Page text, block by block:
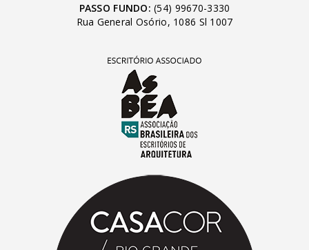
PASSO FUNDO: (54) 99670-3330
Rua General Osório, 1086 Sl 1007